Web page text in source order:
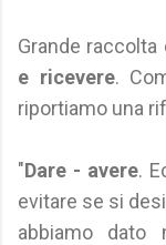
Grande
e ricevere.
riportiamo una
"Dare - avere.
evitare se si
abbiamo dato